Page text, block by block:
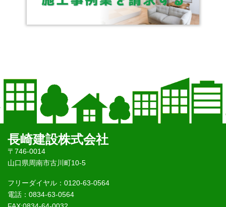
長崎建設株式会社
〒746-0014
山口県周南市古川町10-5
フリーダイヤル：0120-63-0564
電話：0834-63-0564